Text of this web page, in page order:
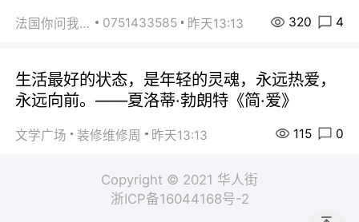
法国你问我答 0751433585 昨天13:13 320 4
生活最好的状态，是年轻的灵魂，永远热爱，
永远向前。——夏洛蒂·勃朗特《简·爱》
文学广场 装修维修周 昨天13:13 115 0
Copyright © 2021 华人街
浙ICP备16044168号-2